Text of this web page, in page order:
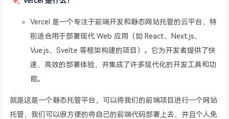
Vercel 是一个专注于前端开发和静态网站托管的云平台，特
别适合用于部署现代 Web 应用（如 React、Next.js、
Vue.js、Svelte 等框架构建的项目）。它为开发者提供了快
速、高效的部署体验，并集成了许多现代化的开发工具和功
能。
就是这是一个静态托管平台，可以将我们的前端项目进行一个网站
托管，我们可以很方便的将自己的前端代码部署上去，并且个人免